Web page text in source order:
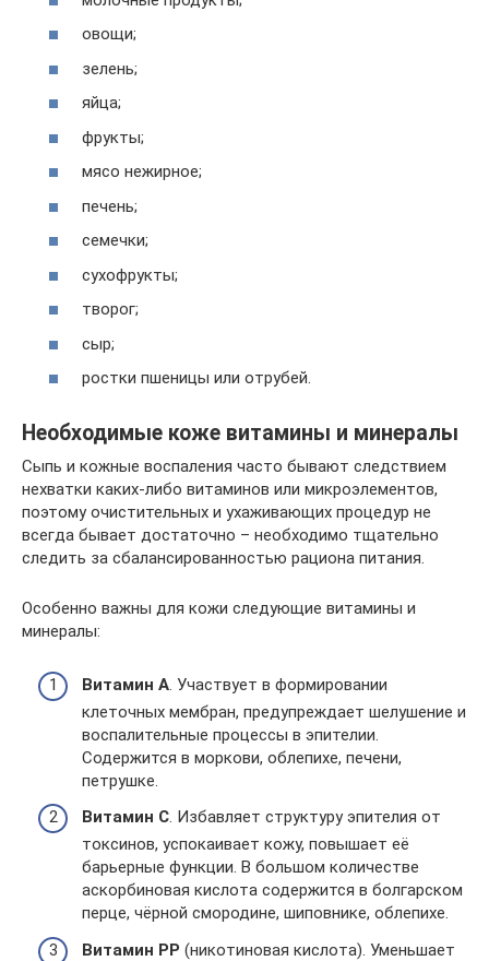
овощи;
зелень;
яйца;
фрукты;
мясо нежирное;
печень;
семечки;
сухофрукты;
творог;
сыр;
ростки пшеницы или отрубей.
Необходимые коже витамины и минералы
Сыпь и кожные воспаления часто бывают следствием
нехватки каких-либо витаминов или микроэлементов,
поэтому очистительных и ухаживающих процедур не
всегда бывает достаточно – необходимо тщательно
следить за сбалансированностью рациона питания.
Особенно важны для кожи следующие витамины и
минералы:
Витамин А . Участвует в формировании
клеточных мембран, предупреждает шелушение и
воспалительные процессы в эпителии.
Содержится в моркови, облепихе, печени,
петрушке.
Витамин С. Избавляет структуру эпителия от
токсинов, успокаивает кожу, повышает её
барьерные функции. В большом количестве
аскорбиновая кислота содержится в болгарском
перце, чёрной смородине, шиповнике, облепихе.
Витамин РР (никотиновая кислота). Уменьшает